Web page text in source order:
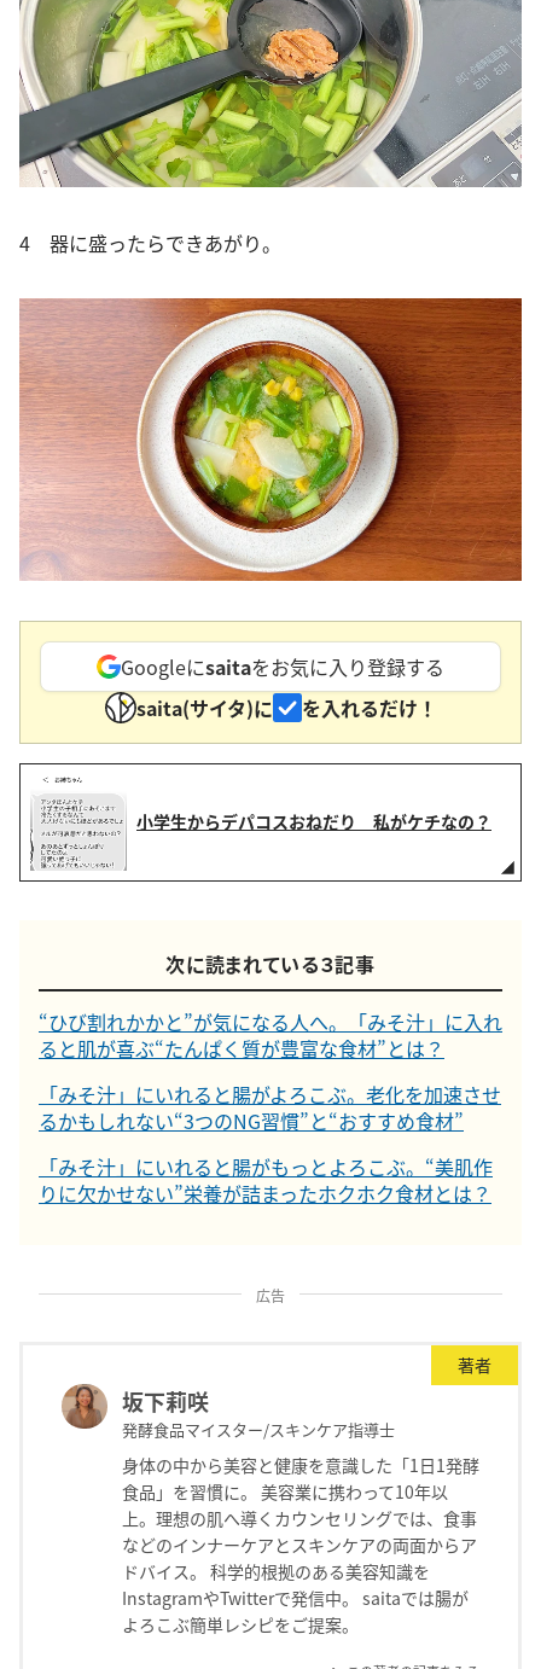
4 器に盛ったらできあがり。
Googleにsaitaをお気に入り登録する
saita(サイタ)に
を入れるだけ！
小学生からデパコスおねだり 私がケチなの？
次に読まれている３記事
“ひび割れかかと”が気になる人へ。「みそ汁」に入れ
ると肌が喜ぶ“たんぱく質が豊富な食材”とは？
「みそ汁」にいれると腸がよろこぶ。老化を加速させ
るかもしれない“3つのNG習慣”と“おすすめ食材”
「みそ汁」にいれると腸がもっとよろこぶ。“美肌作
りに欠かせない”栄養が詰まったホクホク食材とは？
広告
著者
坂下莉咲
発酵食品マイスター/スキンケア指導士
身体の中から美容と健康を意識した「1日1発酵
食品」を習慣に。 美容業に携わって10年以
上。理想の肌へ導くカウンセリングでは、食事
などのインナーケアとスキンケアの両面からア
ドバイス。 科学的根拠のある美容知識を
InstagramやTwitterで発信中。 saitaでは腸が
よろこぶ簡単レシピをご提案。